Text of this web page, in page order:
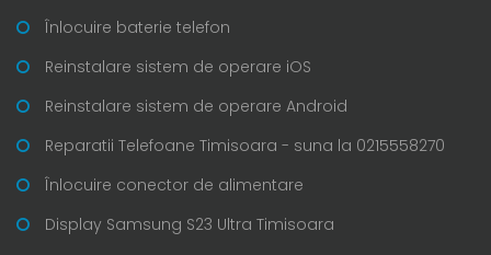
Înlocuire baterie telefon
Reinstalare sistem de operare iOS
Reinstalare sistem de operare Android
Reparatii Telefoane Timisoara - suna la 0215558270
Înlocuire conector de alimentare
Display Samsung S23 Ultra Timisoara